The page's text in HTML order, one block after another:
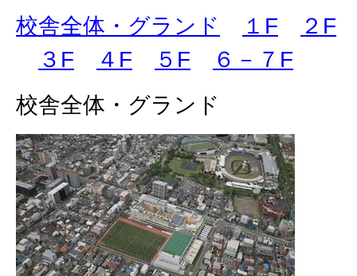
校舎全体・グランド １F
２F
３F
４F ５F
６－７F
校舎全体・グランド